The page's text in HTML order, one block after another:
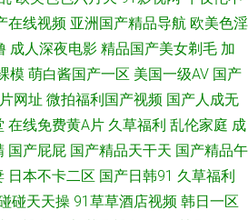
线 91情侣在线 国产精品自拍97在线 婷婷激情
精品H片 91电影院女人的天堂 黄色直播91 自
人妻66人要 91色情主站 国产九九热视频 在线
51 91免费网 九一影院天美传媒 91pron资源
页 草莓视频免费在线观看 四虎东方成人社区
在线视频 亚洲国产精品导航 欧美色淫
成人深夜电影 精品国产美女剃毛 加
模 萌白酱国产一区 美国一级AV 国产
网址 微拍福利国产视频 国产人成无
在线免费黄A片 久草福利 乱伦家庭 成
国产屁屁 国产精品天干天 国产精品午
日本不卡二区 国产日韩91 久草福利
碰天天操 91草草酒店视频 韩日一区